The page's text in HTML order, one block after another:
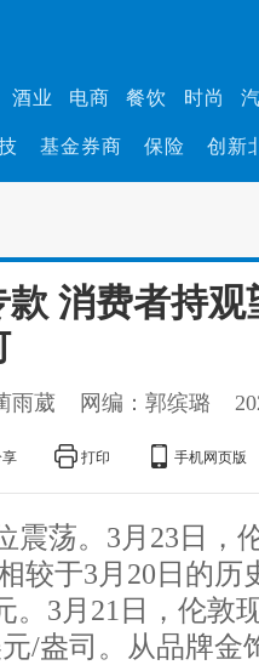
酒业 电商 餐饮 时尚
基金券商 保险 创新
消费者持观
雨葳 网编：郭缤璐
享 打印 手机网页版
震荡。3月23日，
较于3月20日的历
。3月21日，伦敦
/盎司。从品牌金